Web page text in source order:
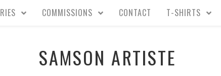
COMMISSIONS CONTACT T-SHIRTS
SAMSON ARTISTE